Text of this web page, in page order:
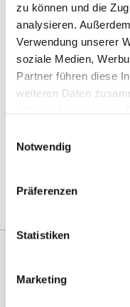
zu können und die
analysieren.
Verwendung unserer
soziale Medien,
Partner führen diese
weiteren Daten
Notwendig
Präferenzen
Statistiken
Marketing
Kalender